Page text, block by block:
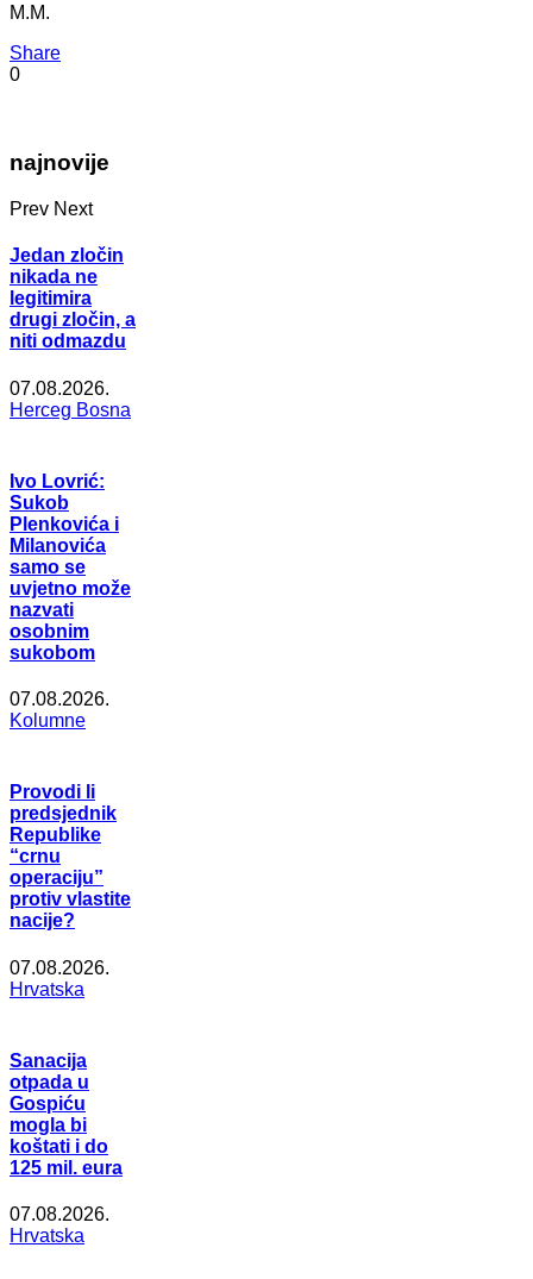
M.M.
Share
0
najnovije
Prev Next
Jedan zločin
nikada ne
legitimira
drugi zločin, a
niti odmazdu
07.08.2026.
Herceg Bosna
Ivo Lovrić:
Sukob
Plenkovića i
Milanovića
samo se
uvjetno može
nazvati
osobnim
sukobom
07.08.2026.
Kolumne
Provodi li
predsjednik
Republike
“crnu
operaciju”
protiv vlastite
nacije?
07.08.2026.
Hrvatska
Sanacija
otpada u
Gospiću
mogla bi
koštati i do
125 mil. eura
07.08.2026.
Hrvatska